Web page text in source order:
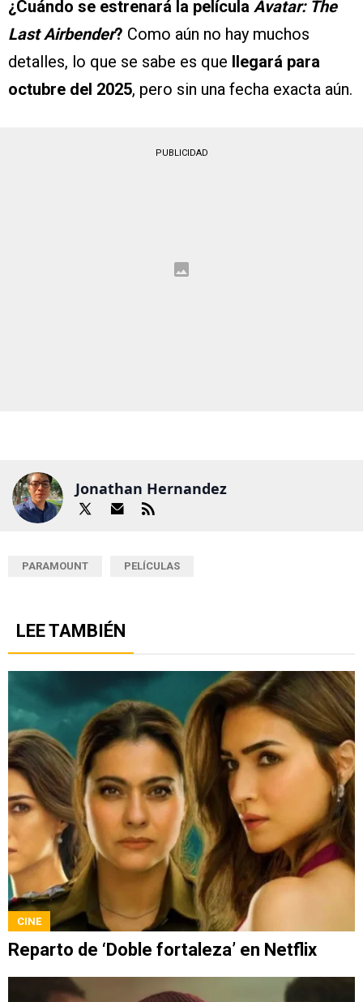
¿Cuándo se estrenará la película Avatar: The
Last Airbender? Como aún no hay muchos
detalles, lo que se sabe es que
llegará para
octubre del 2025, pero sin una fecha exacta aún.
PUBLICIDAD
Jonathan Hernandez
PARAMOUNT PELÍCULAS
LEE TAMBIÉN
CINE
Reparto de ‘Doble fortaleza’ en Netflix